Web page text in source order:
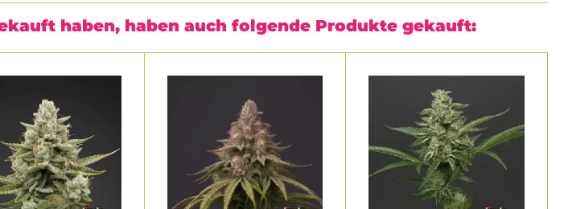
haben, haben auch folgende Produkte gekauft: